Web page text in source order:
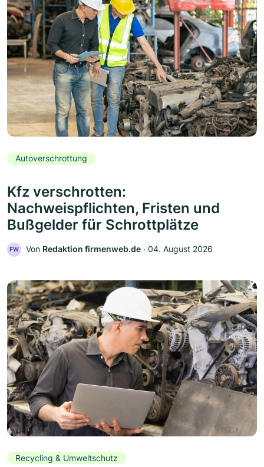
Autoverschrottung
Kfz verschrotten:
Nachweispflichten, Fristen und
Bußgelder für Schrottplätze
FW Von Redaktion firmenweb.de ‧ 04. August 2026
Recycling & Umweltschutz